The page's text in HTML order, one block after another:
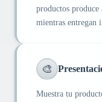
productos produce
mientras entregan
🎨
Muestra tu